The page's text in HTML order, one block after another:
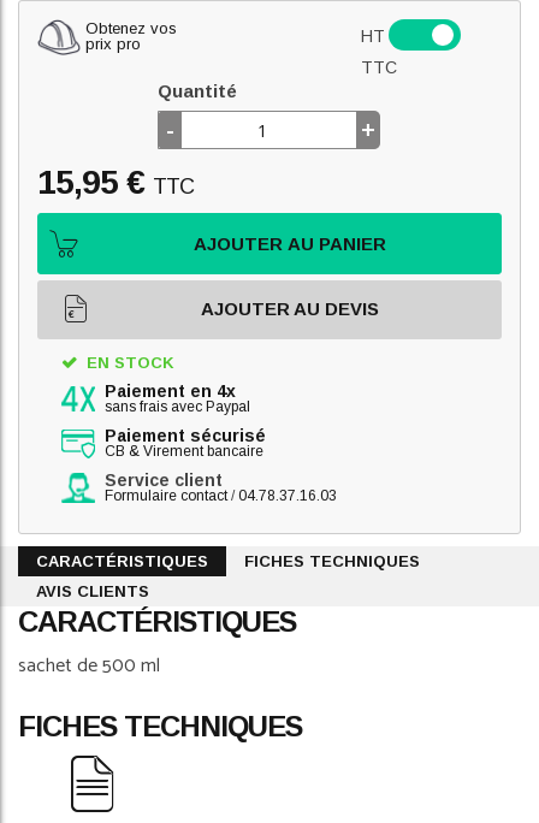
Obtenez vos
prix pro
HT
TTC
Quantité
- +
15,95 € TTC
AJOUTER AU PANIER
AJOUTER AU DEVIS
EN STOCK
Paiement en 4x
sans frais avec Paypal
Paiement sécurisé
CB & Virement bancaire
Service client
Formulaire contact/04.78.37.16.03
CARACTÉRISTIQUES
FICHES TECHNIQUES
AVIS CLIENTS
CARACTÉRISTIQUES
sachet de 500 ml
FICHES TECHNIQUES